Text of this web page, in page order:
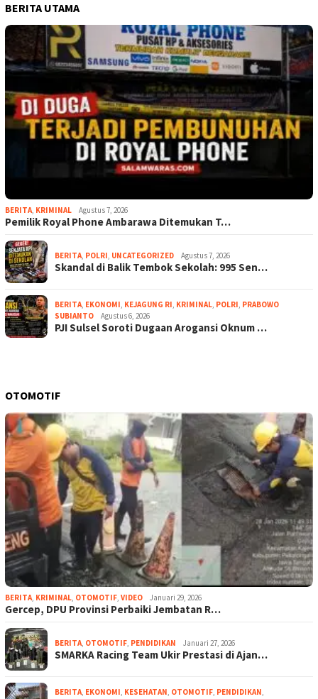
BERITA UTAMA
BERITA, KRIMINAL Agustus 7, 2026
Pemilik Royal Phone Ambarawa Ditemukan T…
BERITA, POLRI, UNCATEGORIZED Agustus 7, 2026
Skandal di Balik Tembok Sekolah: 995 Sen…
BERITA, EKONOMI, KEJAGUNG RI, KRIMINAL, POLRI, PRABOWO
SUBIANTO
Agustus 6, 2026
PJI Sulsel Soroti Dugaan Arogansi Oknum …
OTOMOTIF
BERITA, KRIMINAL, OTOMOTIF, VIDEO Januari 29, 2026
Gercep, DPU Provinsi Perbaiki Jembatan R…
BERITA, OTOMOTIF, PENDIDIKAN Januari 27, 2026
SMARKA Racing Team Ukir Prestasi di Ajan…
BERITA, EKONOMI, KESEHATAN, OTOMOTIF, PENDIDIKAN,